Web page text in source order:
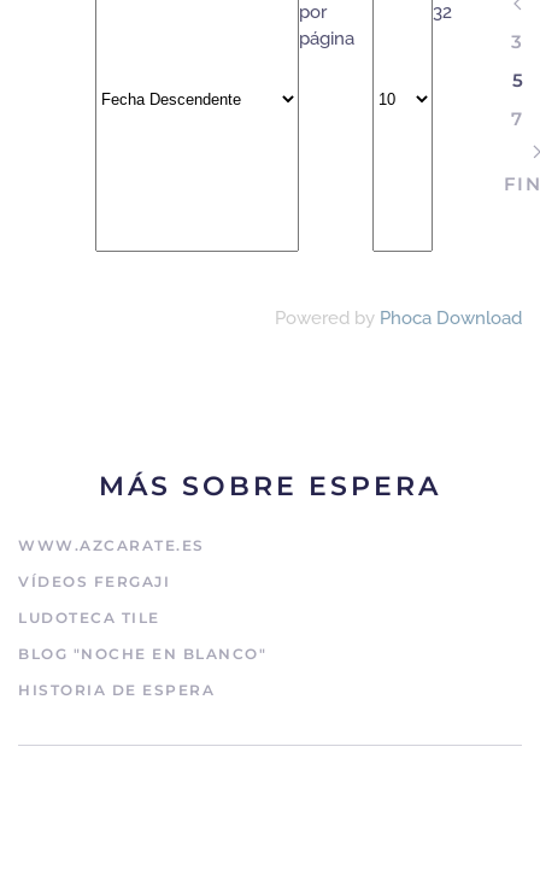
por
página
32
3
5
7
Powered by Phoca Download
MÁS SOBRE ESPERA
WWW.AZCARATE.ES
VÍDEOS FERGAJI
LUDOTECA TILE
BLOG "NOCHE EN BLANCO"
HISTORIA DE ESPERA